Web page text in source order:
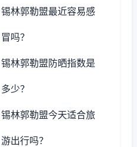
锡林郭勒盟最近容易感
冒吗？
锡林郭勒盟防晒指数是
多少？
锡林郭勒盟今天适合旅
游出行吗？